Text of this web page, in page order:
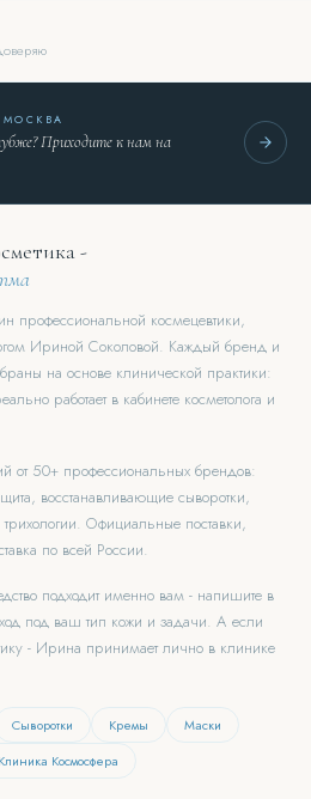
Приходите к нам на
-
профессиональной космецевтики,
Ириной Соколовой. Каждый бренд и
на основе клинической практики:
работает в кабинете косметолога и
от 50+ профессиональных брендов:
восстанавливающие сыворотки,
Официальные поставки,
по всей России.
подходит именно вам - напишите в
под ваш тип кожи и задачи. А если
- Ирина принимает лично в клинике
Сыворотки Кремы
Маски
Клиника Космосфера